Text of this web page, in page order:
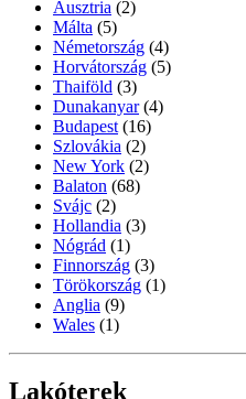
Ausztria (2)
Málta (5)
Németország (4)
Horvátország (5)
Thaiföld (3)
Dunakanyar (4)
Budapest (16)
Szlovákia (2)
New York (2)
Balaton (68)
Svájc (2)
Hollandia (3)
Nógrád (1)
Finnország (3)
Törökország (1)
Anglia (9)
Wales (1)
Lakóterek